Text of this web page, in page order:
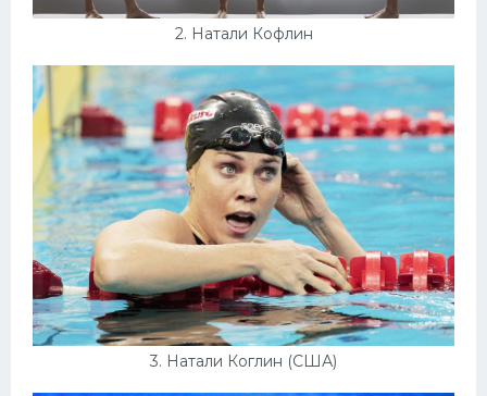
2. Натали Кофлин
3. Натали Коглин (США)